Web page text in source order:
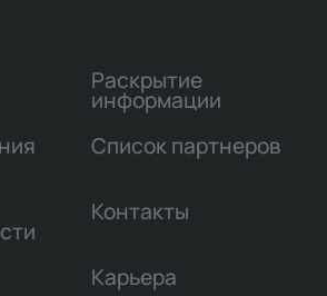
Раскрытие
информации
Список партнеров
Контакты
Карьера